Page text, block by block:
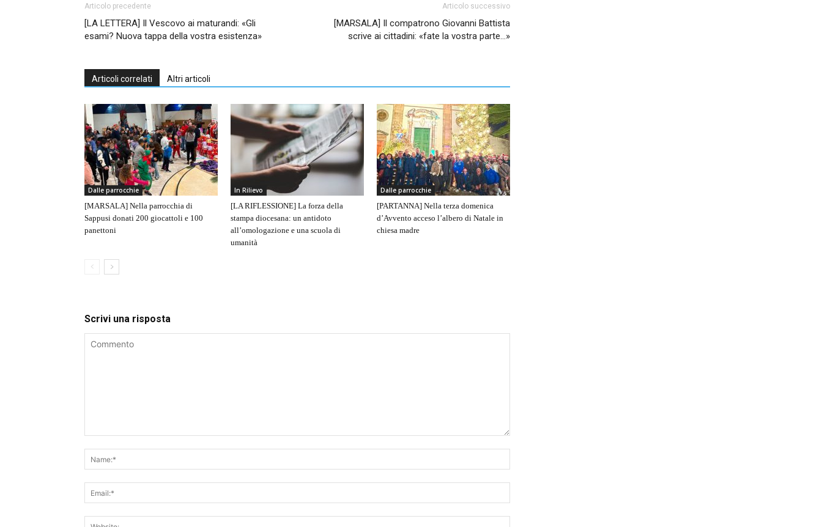
Articolo precedente
[LA LETTERA] Il Vescovo ai maturandi: «Gli
esami? Nuova tappa della vostra esistenza»
Articolo successivo
[MARSALA] Il compatrono Giovanni Battista
scrive ai cittadini: «fate la vostra parte…»
Articoli correlati Altri articoli
Dalle parrocchie
[MARSALA] Nella parrocchia di
Sappusi donati 200 giocattoli e 100
panettoni
In Rilievo
[LA RIFLESSIONE] La forza della
stampa diocesana: un antidoto
all’omologazione e una scuola di
umanità
Dalle parrocchie
[PARTANNA] Nella terza domenica
d’Avvento acceso l’albero di Natale in
chiesa madre
Scrivi una risposta